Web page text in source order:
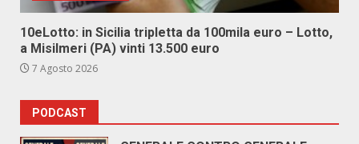
10eLotto: in Sicilia tripletta da 100mila euro – Lotto,
a Misilmeri (PA) vinti 13.500 euro
7 Agosto 2026
PODCAST